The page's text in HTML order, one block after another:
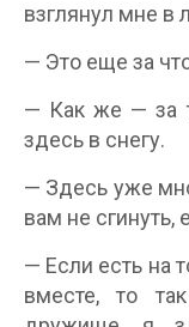
взглянул мне в
— Это еще за
— Как же — за
здесь в снегу.
— Здесь уже
вам не сгинуть,
— Если есть на
вместе, то